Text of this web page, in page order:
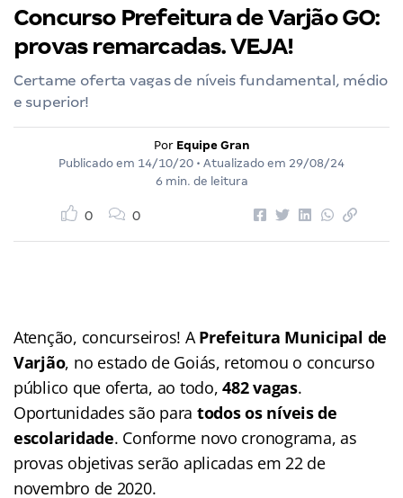
Concurso Prefeitura de Varjão GO:
provas remarcadas. VEJA!
Certame oferta vagas de níveis fundamental, médio
e superior!
Por Equipe Gran
Publicado em 14/10/20 • Atualizado em 29/08/24
6 min. de leitura
0 0
Atenção, concurseiros! APrefeitura Municipal de
Varjão, no estado de Goiás, retomou o concurso
público que oferta, ao todo,482 vagas.
Oportunidades são para todos os níveis de
escolaridade. Conforme novo cronograma, as
provas objetivas serão aplicadas em 22 de
novembro de 2020.